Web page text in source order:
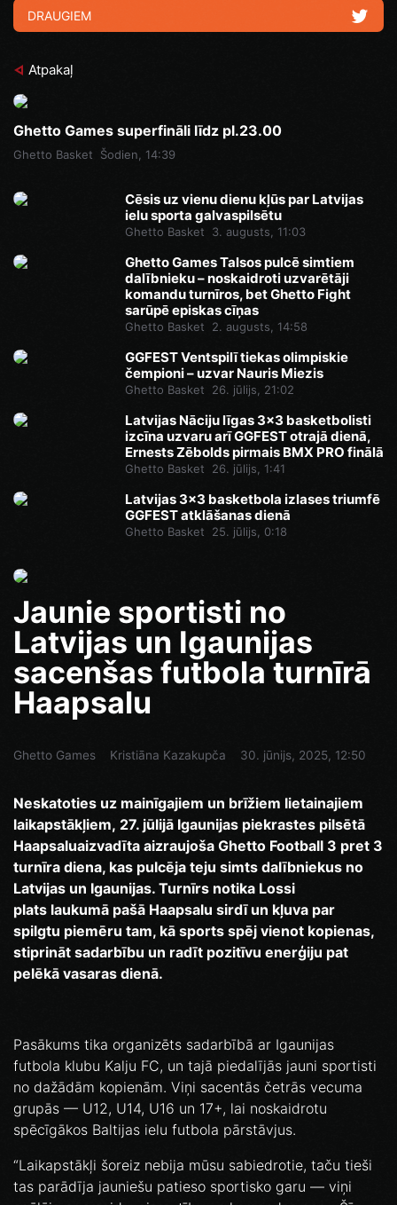
DRAUGIEM
Atpakaļ
Ghetto Games superfināli līdz pl.23.00
Ghetto Basket Šodien, 14:39
Cēsis uz vienu dienu kļūs par Latvijas
ielu sporta galvaspilsētu
Ghetto Basket 3. augusts, 11:03
Ghetto Games Talsos pulcē simtiem
dalībnieku – noskaidroti uzvarētāji
komandu turnīros, bet Ghetto Fight
sarūpē episkas cīņas
Ghetto Basket 2. augusts, 14:58
GGFEST Ventspilī tiekas olimpiskie
čempioni – uzvar Nauris Miezis
Ghetto Basket 26. jūlijs, 21:02
Latvijas Nāciju līgas 3x3 basketbolisti
izcīna uzvaru arī GGFEST otrajā dienā,
Ernests Zēbolds pirmais BMX PRO finālā
Ghetto Basket 26. jūlijs, 1:41
Latvijas 3x3 basketbola izlases triumfē
GGFEST atklāšanas dienā
Ghetto Basket 25. jūlijs, 0:18
Jaunie sportisti no
Latvijas un Igaunijas
sacenšas futbola turnīrā
Haapsalu
Ghetto Games Kristiāna Kazakupča 30. jūnijs, 2025, 12:50
Neskatoties uz mainīgajiem un brīžiem lietainajiem
laikapstākļiem, 27. jūlijā Igaunijas piekrastes pilsētā
Haapsaluaizvadīta aizraujoša Ghetto Football 3 pret 3
turnīra diena, kas pulcēja teju simts dalībniekus no
Latvijas un Igaunijas. Turnīrs notika Lossi
plats laukumā pašā Haapsalu sirdī un kļuva par
spilgtu piemēru tam, kā sports spēj vienot kopienas,
stiprināt sadarbību un radīt pozitīvu enerģiju pat
pelēkā vasaras dienā.
Pasākums tika organizēts sadarbībā ar Igaunijas
futbola klubu Kalju FC, un tajā piedalījās jauni sportisti
no dažādām kopienām. Viņi sacentās četrās vecuma
grupās — U12, U14, U16 un 17+, lai noskaidrotu
spēcīgākos Baltijas ielu futbola pārstāvjus.
“Laikapstākļi šoreiz nebija mūsu sabiedrotie, taču tieši
tas parādīja jauniešu patieso sportisko garu — viņi